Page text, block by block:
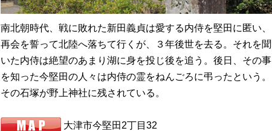
南北朝時代、戦に敗れた新田義貞は愛する内侍を堅田に匿い、
再会を誓って北陸へ落ちて行くが、３年後世を去る。それを聞
いた内侍は絶望のあまり湖に身を投じ後を追う。後日、その事
を知った今堅田の人々は内侍の霊をねんごろに弔ったという。
その石塚が野上神社に残されている。
大津市今堅田2丁目32